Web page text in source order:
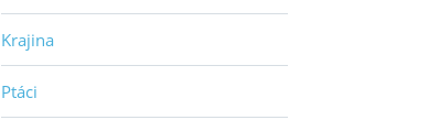
Krajina
Ptáci